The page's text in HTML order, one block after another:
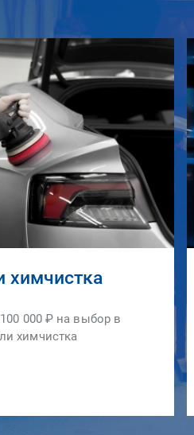
химчистка
000 ₽ на выбор в
химчистка